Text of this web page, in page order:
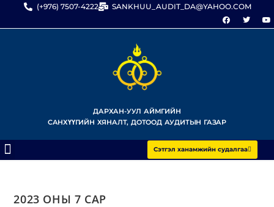
(+976) 7507-4222 SANKHUU_AUDIT_DA@YAHOO.COM
ДАРХАН-УУЛ АЙМГИЙН
САНХҮҮГИЙН ХЯНАЛТ, ДОТООД АУДИТЫН ГАЗАР
Сэтгэл ханамжийн судалгаа
2023 ОНЫ 7 САР